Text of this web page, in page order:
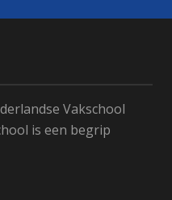
Vakschool
is een begrip